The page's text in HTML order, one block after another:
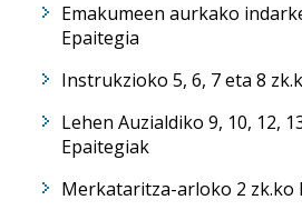
Emakumeen aurkako
Epaitegia
Instrukzioko 5, 6, 7 eta 8
Lehen Auzialdiko 9, 10, 12,
Epaitegiak
Merkataritza-arloko 2 zk.ko